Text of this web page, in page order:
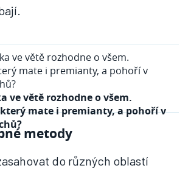
ve větě rozhodne o všem.
mate i premianty, a pohoří v
metody
do různých oblastí